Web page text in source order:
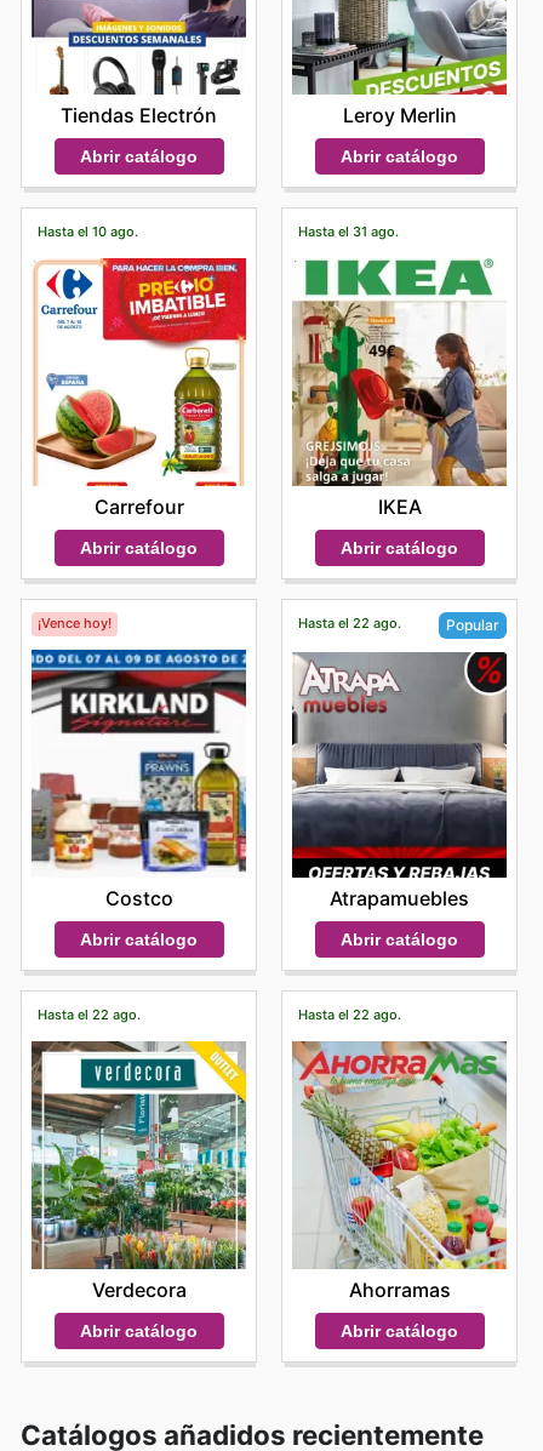
Tiendas Electrón
Abrir catálogo
Leroy Merlin
Abrir catálogo
Hasta el 10 ago.
Carrefour
Abrir catálogo
Hasta el 31 ago.
IKEA
Abrir catálogo
¡Vence hoy!
Costco
Abrir catálogo
Hasta el 22 ago. Popular
Atrapamuebles
Abrir catálogo
Hasta el 22 ago.
Verdecora
Abrir catálogo
Hasta el 22 ago.
Ahorramas
Abrir catálogo
Catálogos añadidos recientemente